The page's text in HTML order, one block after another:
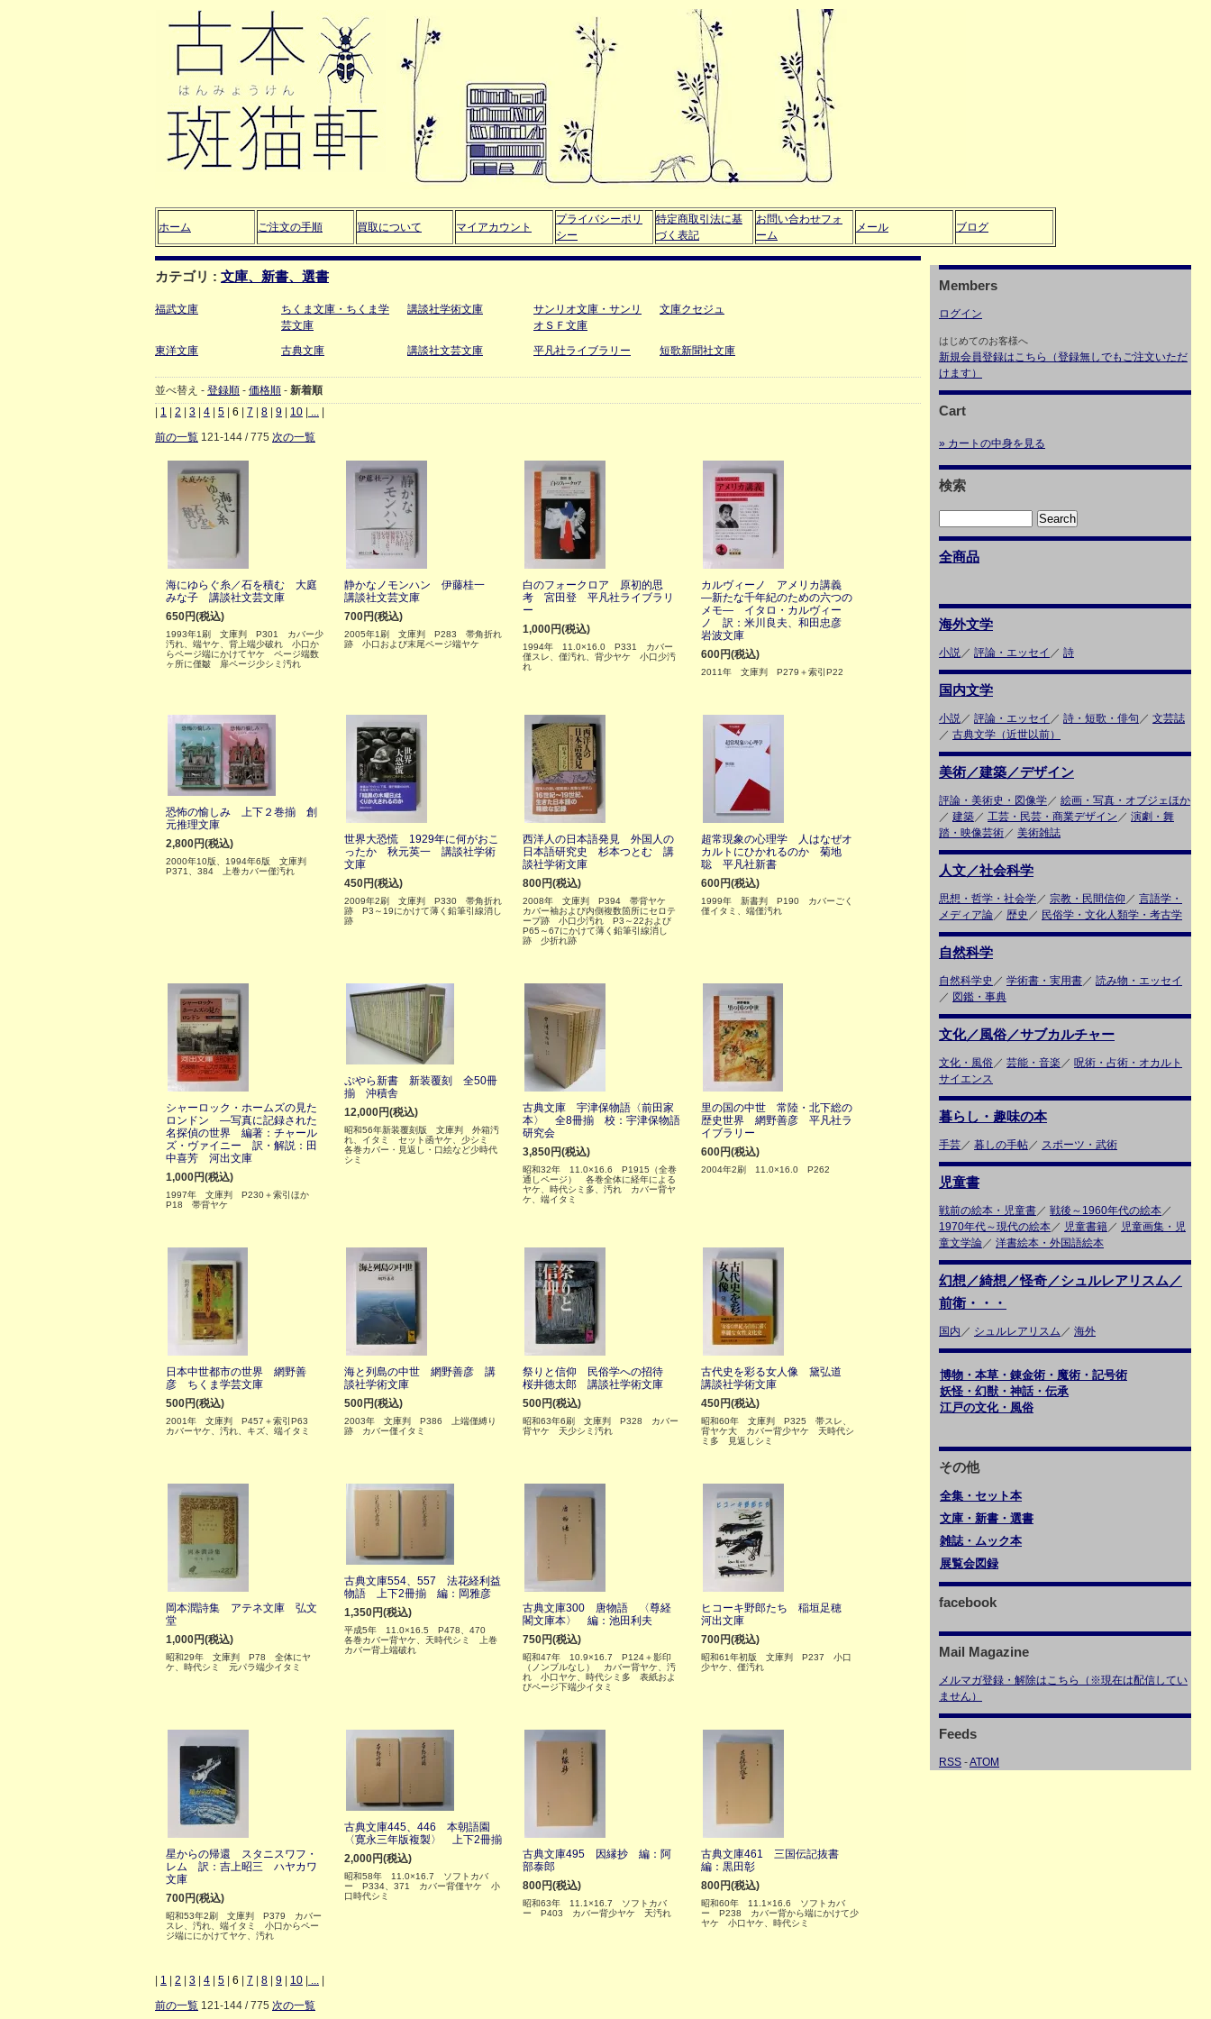
ホーム ご注文の手順 買取について マイアカウント
プライバシーポリ
シー
特定商取引法に基
づく表記
お問い合わせフォ
ーム
メール ブログ
カテゴリ : 文庫、新書、選書
福武文庫
ちくま文庫・ちくま学
芸文庫
講談社学術文庫
サンリオ文庫・サンリ
オＳＦ文庫
文庫クセジュ
東洋文庫 古典文庫 講談社文芸文庫 平凡社ライブラリー 短歌新聞社文庫
並べ替え - 登録順 - 価格順 - 新着順
1 2 3 4 5 6 7 8 9 10 ...
前の一覧 121-144 / 775 次の一覧
海にゆらぐ糸／石を積む 大庭
みな子 講談社文芸文庫
650円(税込)
1993年1刷 文庫判 P301 カバー少
汚れ、端ヤケ、背上端少破れ 小口か
らページ端にかけてヤケ ページ端数
ヶ所に僅皺 扉ページ少シミ汚れ
静かなノモンハン 伊藤桂一
講談社文芸文庫
700円(税込)
2005年1刷 文庫判 P283 帯角折れ
跡 小口および末尾ページ端ヤケ
白のフォークロア 原初的思
考 宮田登 平凡社ライブラリ
ー
1,000円(税込)
1994年 11.0×16.0 P331 カバー
僅スレ、僅汚れ、背少ヤケ 小口少汚
れ
カルヴィーノ アメリカ講義
―新たな千年紀のための六つの
メモ― イタロ・カルヴィー
ノ 訳：米川良夫、和田忠彦
岩波文庫
600円(税込)
2011年 文庫判 P279＋索引P22
恐怖の愉しみ 上下２巻揃 創
元推理文庫
2,800円(税込)
2000年10版、1994年6版 文庫判
P371、384 上巻カバー僅汚れ
世界大恐慌 1929年に何がおこ
ったか 秋元英一 講談社学術
文庫
450円(税込)
2009年2刷 文庫判 P330 帯角折れ
跡 P3～19にかけて薄く鉛筆引線消し
跡
西洋人の日本語発見 外国人の
日本語研究史 杉本つとむ 講
談社学術文庫
800円(税込)
2008年 文庫判 P394 帯背ヤケ
カバー袖および内側複数箇所にセロテ
ープ跡 小口少汚れ P3～22および
P65～67にかけて薄く鉛筆引線消し
跡 少折れ跡
超常現象の心理学 人はなぜオ
カルトにひかれるのか 菊地
聡 平凡社新書
600円(税込)
1999年 新書判 P190 カバーごく
僅イタミ、端僅汚れ
シャーロック・ホームズの見た
ロンドン ―写真に記録された
名探偵の世界 編著：チャール
ズ・ヴァイニー 訳・解説：田
中喜芳 河出文庫
1,000円(税込)
1997年 文庫判 P230＋索引ほか
P18 帯背ヤケ
ぷやら新書 新装覆刻 全50冊
揃 沖積舎
12,000円(税込)
昭和56年新装覆刻版 文庫判 外箱汚
れ、イタミ セット函ヤケ、少シミ
各巻カバー・見返し・口絵など少時代
シミ
古典文庫 宇津保物語〈前田家
本〉 全8冊揃 校：宇津保物語
研究会
3,850円(税込)
昭和32年 11.0×16.6 P1915（全巻
通しページ） 各巻全体に経年による
ヤケ、時代シミ多、汚れ カバー背ヤ
ケ、端イタミ
里の国の中世 常陸・北下総の
歴史世界 網野善彦 平凡社ラ
イブラリー
600円(税込)
2004年2刷 11.0×16.0 P262
日本中世都市の世界 網野善
彦 ちくま学芸文庫
500円(税込)
2001年 文庫判 P457＋索引P63
カバーヤケ、汚れ、キズ、端イタミ
海と列島の中世 網野善彦 講
談社学術文庫
500円(税込)
2003年 文庫判 P386 上端僅縛り
跡 カバー僅イタミ
祭りと信仰 民俗学への招待
桜井徳太郎 講談社学術文庫
500円(税込)
昭和63年6刷 文庫判 P328 カバー
背ヤケ 天少シミ汚れ
古代史を彩る女人像 黛弘道
講談社学術文庫
450円(税込)
昭和60年 文庫判 P325 帯スレ、
背ヤケ大 カバー背少ヤケ 天時代シ
ミ多 見返しシミ
岡本潤詩集 アテネ文庫 弘文
堂
1,000円(税込)
昭和29年 文庫判 P78 全体にヤ
ケ、時代シミ 元パラ端少イタミ
古典文庫554、557 法花経利益
物語 上下2冊揃 編：岡雅彦
1,350円(税込)
平成5年 11.0×16.5 P478、470
各巻カバー背ヤケ、天時代シミ 上巻
カバー背上端破れ
古典文庫300 唐物語 〈尊経
閣文庫本〉 編：池田利夫
750円(税込)
昭和47年 10.9×16.7 P124＋影印
（ノンブルなし） カバー背ヤケ、汚
れ 小口ヤケ、時代シミ多 表紙およ
びページ下端少イタミ
ヒコーキ野郎たち 稲垣足穂
河出文庫
700円(税込)
昭和61年初版 文庫判 P237 小口
少ヤケ、僅汚れ
星からの帰還 スタニスワフ・
レム 訳：吉上昭三 ハヤカワ
文庫
700円(税込)
昭和53年2刷 文庫判 P379 カバー
スレ、汚れ、端イタミ 小口からペー
ジ端ににかけてヤケ、汚れ
古典文庫445、446 本朝語園
〈寛永三年版複製〉 上下2冊揃
2,000円(税込)
昭和58年 11.0×16.7 ソフトカバ
ー P334、371 カバー背僅ヤケ 小
口時代シミ
古典文庫495 因縁抄 編：阿
部泰郎
800円(税込)
昭和63年 11.1×16.7 ソフトカバ
ー P403 カバー背少ヤケ 天汚れ
古典文庫461 三国伝記抜書
編：黒田彰
800円(税込)
昭和60年 11.1×16.6 ソフトカバ
ー P238 カバー背から端にかけて少
ヤケ 小口ヤケ、時代シミ
1 2 3 4 5 6 7 8 9 10 ...
前の一覧 121-144 / 775 次の一覧
Members
ログイン
はじめてのお客様へ
新規会員登録はこちら（登録無しでもご注文いただ
けます）
Cart
» カートの中身を見る
検索
全商品
海外文学
小説／ 評論・エッセイ ／ 詩
国内文学
小説／ 評論・エッセイ ／ 詩・短歌・俳句 ／ 文芸誌
／ 古典文学（近世以前）
美術／建築／デザイン
評論・美術史・図像学／ 絵画・写真・オブジェほか
／ 建築／ 工芸・民芸・商業デザイン ／ 演劇・舞
踏・映像芸術／ 美術雑誌
人文／社会科学
思想・哲学・社会学／ 宗教・民間信仰 ／ 言語学・
メディア論／ 歴史 ／ 民俗学・文化人類学・考古学
自然科学
自然科学史 ／ 学術書・実用書／ 読み物・エッセイ
／ 図鑑・事典
文化／風俗／サブカルチャー
文化・風俗／ 芸能・音楽 ／ 呪術・占術・オカルト
サイエンス
暮らし・趣味の本
手芸／ 暮しの手帖／ スポーツ・武術
児童書
戦前の絵本・児童書／ 戦後～1960年代の絵本／
1970年代～現代の絵本／ 児童書籍／ 児童画集・児
童文学論／ 洋書絵本・外国語絵本
幻想／綺想／怪奇／シュルレアリスム／
前衛・・・
国内 ／ シュルレアリスム ／ 海外
博物・本草・錬金術・魔術・記号術
妖怪・幻獣・神話・伝承
江戸の文化・風俗
その他
全集・セット本
文庫・新書・選書
雑誌・ムック本
展覧会図録
facebook
Mail Magazine
メルマガ登録・解除はこちら（※現在は配信してい
ません）
Feeds
RSS -ATOM